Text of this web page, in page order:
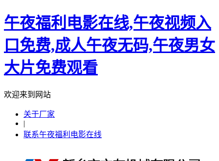
午夜福利电影在线,午夜视频入
口免费,成人午夜无码,午夜男女
大片免费观看
欢迎来到网站
关于厂家
|
联系午夜福利电影在线